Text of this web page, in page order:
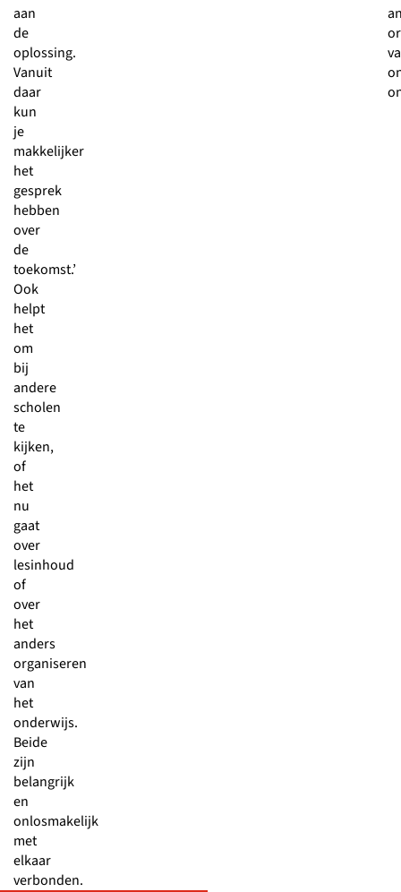
aan
de
oplossing.
Vanuit
daar
kun
je
makkelijker
het
gesprek
hebben
over
de
toekomst.’
Ook
helpt
het
om
bij
andere
scholen
te
kijken,
of
het
nu
gaat
over
lesinhoud
of
over
het
anders
organiseren
van
het
onderwijs.
Beide
zijn
belangrijk
en
onlosmakelijk
met
elkaar
verbonden.